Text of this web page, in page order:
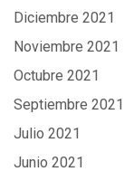
Diciembre 2021
Noviembre 2021
Octubre 2021
Septiembre 2021
Julio 2021
Junio 2021